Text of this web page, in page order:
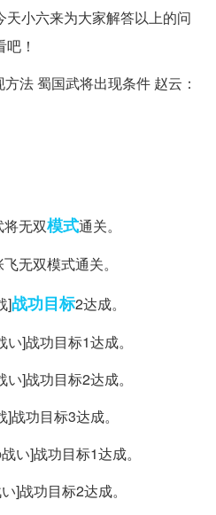
小六来为大家解答以上的问
！
法 蜀国武将出现条件 赵云：
无双模式通关。
无双模式通关。
]战功目标2达成。
]战功目标1达成。
]战功目标2达成。
战功目标3达成。
い]战功目标1达成。
]战功目标2达成。